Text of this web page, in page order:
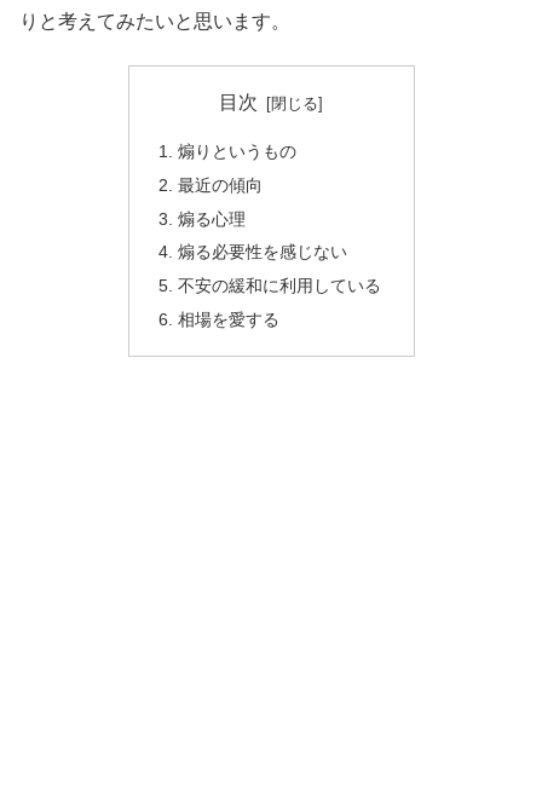
りと考えてみたいと思います。
目次
煽りというもの
最近の傾向
煽る心理
煽る必要性を感じない
不安の緩和に利用している
相場を愛する